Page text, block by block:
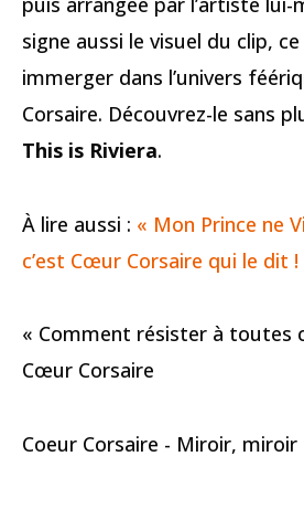
signe aussi le visuel du clip,
immerger dans l’univers
Corsaire. Découvrez-le sans
This is Riviera.
À lire aussi : « Mon Prince ne
c’est Cœur Corsaire qui le dit !
« Comment résister à toutes
Cœur Corsaire
Coeur Corsaire - Miroir, miroir